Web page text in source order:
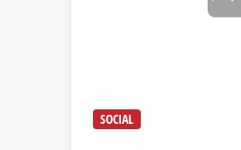
SOCIAL